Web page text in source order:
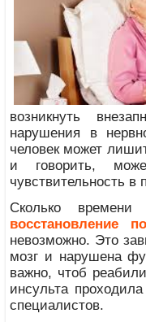
возникнуть
нарушения в
человек может
и говорить,
чувствительность в
Сколько
восстановление
невозможно. Это
мозг и нарушена
важно, чтоб
инсульта
специалистов.